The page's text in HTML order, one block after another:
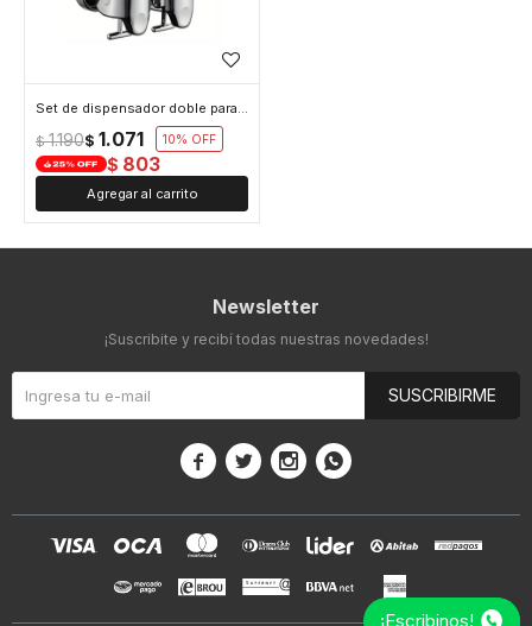
Set de dispensador doble para liquidos con tapa hermética - Transparente
$ 1.071
$ 1.190 10
$ 803
Newsletter
¡Suscribite y recibí todas nuestras novedades!
SUSCRIBIRME
   
¡Escribinos!